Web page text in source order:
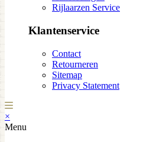
Rijlaarzen Service
Klantenservice
Contact
Retourneren
Sitemap
Privacy Statement
×
Menu